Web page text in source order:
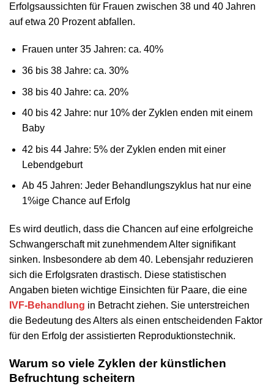
Erfolgsaussichten für Frauen zwischen 38 und 40 Jahren
auf etwa 20 Prozent abfallen.
Frauen unter 35 Jahren: ca. 40%
36 bis 38 Jahre: ca. 30%
38 bis 40 Jahre: ca. 20%
40 bis 42 Jahre: nur 10% der Zyklen enden mit einem
Baby
42 bis 44 Jahre: 5% der Zyklen enden mit einer
Lebendgeburt
Ab 45 Jahren: Jeder Behandlungszyklus hat nur eine
1%ige Chance auf Erfolg
Es wird deutlich, dass die Chancen auf eine erfolgreiche
Schwangerschaft mit zunehmendem Alter signifikant
sinken. Insbesondere ab dem 40. Lebensjahr reduzieren
sich die Erfolgsraten drastisch. Diese statistischen
Angaben bieten wichtige Einsichten für Paare, die eine
IVF-Behandlung in Betracht ziehen. Sie unterstreichen
die Bedeutung des Alters als einen entscheidenden Faktor
für den Erfolg der assistierten Reproduktionstechnik.
Warum so viele Zyklen der künstlichen
Befruchtung scheitern